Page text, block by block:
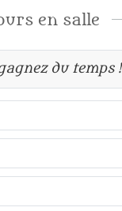
en salle
du temps !